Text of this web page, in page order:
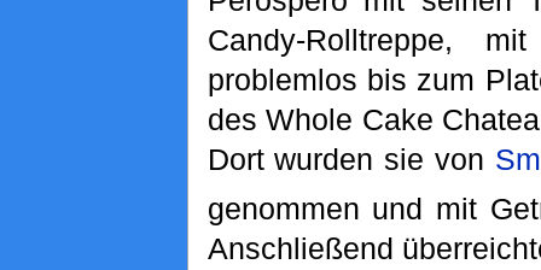
Candy-Rolltreppe,
problemlos bis zum
des Whole Cake
Dort wurden sie von
genommen und mit
Anschließend